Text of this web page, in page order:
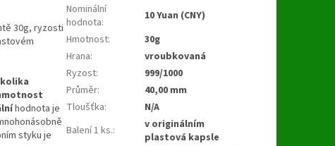
30g, ryzosti
hodnota je
styku je
Nominální
hodnota:
10 Yuan (CNY)
Hmotnost:
30g
Hrana:
vroubkovaná
Ryzost:
999/1000
Průměr:
40,00 mm
Tloušťka:
N/A
Balení 1 ks.:
v originálním
plastová kapsle